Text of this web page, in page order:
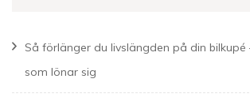
Så förlänger du livslängden på din bilkupé
som lönar sig